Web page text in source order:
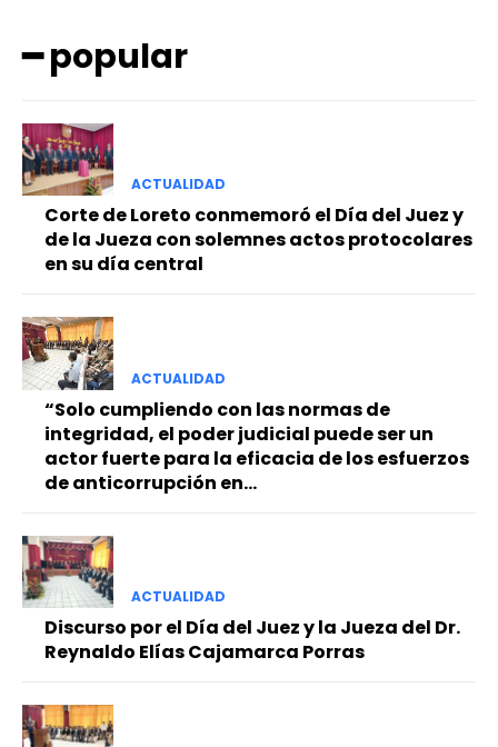
━ Planes
━ popular
ACTUALIDAD
Corte de Loreto conmemoró el Día del Juez y
de la Jueza con solemnes actos protocolares
en su día central
ACTUALIDAD
“Solo cumpliendo con las normas de
integridad, el poder judicial puede ser un
actor fuerte para la eficacia de los esfuerzos
de anticorrupción en...
ACTUALIDAD
Discurso por el Día del Juez y la Jueza del Dr.
Reynaldo Elías Cajamarca Porras